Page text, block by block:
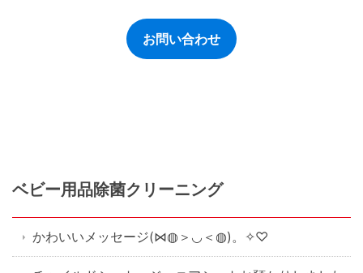
お問い合わせ
ベビー用品除菌クリーニング
かわいいメッセージ(⋈◍＞◡＜◍)。✧♡